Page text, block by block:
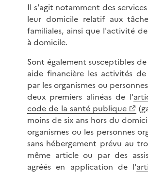
Il s'agit notamment des
leur domicile relatif aux
familiales, ainsi que l'activité
à domicile.
Sont également susceptibles
aide financière les activités de
par les organismes ou
deux premiers alinéas de l'
code de la santé publique
moins de six ans hors du
organismes ou les personnes
sans hébergement prévu au
même article ou par des
agréés en application de l'